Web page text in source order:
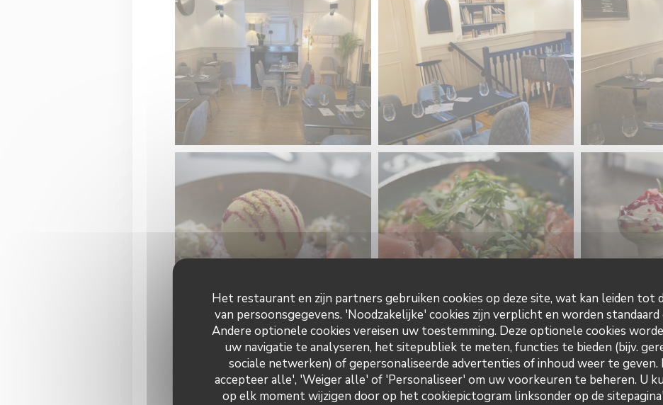
Het restaurant en zijn partners gebruiken cookies op deze site, wat kan leiden tot
van persoonsgegevens. 'Noodzakelijke' cookies zijn verplicht en worden
Andere optionele cookies vereisen uw toestemming. Deze optionele cookies
uw navigatie te analyseren, het sitepubliek te meten, functies te bieden (bijv.
sociale netwerken) of gepersonaliseerde advertenties of inhoud weer te geven.
accepteer alle', 'Weiger alle' of 'Personaliseer' om uw voorkeuren te beheren. U
op elk moment wijzigen door op het cookiepictogram linksonder op de